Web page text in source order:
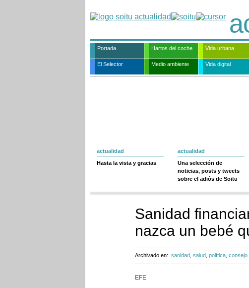
Portada Hartos del coche Vida urbana
El Selector Medio ambiente Vida digital
actualidad
Hasta la vista y gracias
actualidad
Una selección de
noticias, posts y tweets
sobre el adiós de Soitu
Sanidad
nazca un bebé
Archivado en: sanidad salud política consejo
EFE